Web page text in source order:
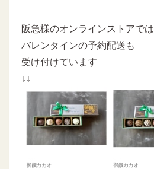
阪急様のオンラインストアでは
バレンタインの予約配送も
受け付けています
↓↓